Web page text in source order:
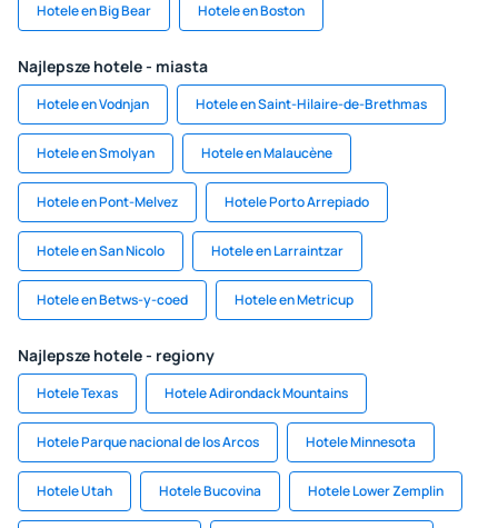
Hotele en Big Bear Hotele en Boston
Najlepsze hotele - miasta
Hotele en Vodnjan Hotele en Saint-Hilaire-de-Brethmas
Hotele en Smolyan Hotele en Malaucène
Hotele en Pont-Melvez Hotele Porto Arrepiado
Hotele en San Nicolo Hotele en Larraintzar
Hotele en Betws-y-coed Hotele en Metricup
Najlepsze hotele - regiony
Hotele Texas Hotele Adirondack Mountains
Hotele Parque nacional de los Arcos​ Hotele Minnesota
Hotele Utah Hotele Bucovina Hotele Lower Zemplin